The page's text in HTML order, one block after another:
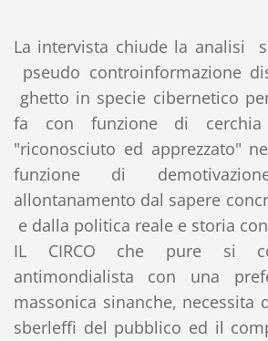
La intervista chiude la analisi
pseudo controinformazione
ghetto in specie cibernetico
fa con funzione di cerchia
"riconosciuto ed apprezzato"
funzione di
allontanamento dal sapere
e dalla politica reale e storia
IL CIRCO che pure si
antimondialista con una
massonica sinanche, necessita
sberleffi del pubblico ed il